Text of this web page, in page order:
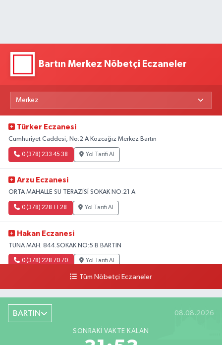
Bartın Merkez Nöbetçi Eczaneler
Türker Eczanesi
Cumhuriyet Caddesi, No:2 A Kozcağız Merkez Bartın
0 (378) 233 45 38 Yol Tarifi Al
Arzu Eczanesi
ORTA MAHALLE SU TERAZİSİ SOKAK NO:21 A
0 (378) 228 11 28 Yol Tarifi Al
Hakan Eczanesi
TUNA MAH. 844.SOKAK NO:5 B BARTIN
0 (378) 228 70 70 Yol Tarifi Al
Tüm Nöbetçi Eczaneler
BARTIN 08.08.2026
SONRAKI VAKTE KALAN